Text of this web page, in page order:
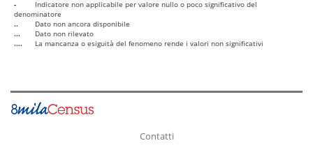
-
Indicatore non applicabile per valore nullo o poco significativo del
denominatore
..
Dato non ancora disponibile
...
Dato non rilevato
....
La mancanza o esiguità del fenomeno rende i valori non significativi
Contatti